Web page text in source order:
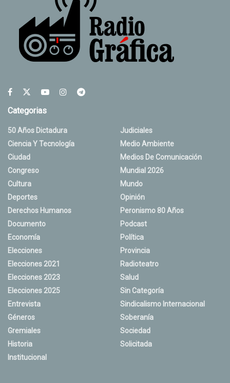
Categorias
50 Años Dictadura
Ciencia Y Tecnología
Ciudad
Congreso
Cultura
Deportes
Derechos Humanos
Documento
Economía
Elecciones
Elecciones 2021
Elecciones 2023
Elecciones 2025
Entrevista
Géneros
Gremiales
Historia
Institucional
Judiciales
Medio Ambiente
Medios De Comunicación
Mundial 2026
Mundo
Opinión
Peronismo 80 Años
Podcast
Política
Provincia
Radioteatro
Salud
Sin Categoría
Sindicalismo Internacional
Soberanía
Sociedad
Solicitada